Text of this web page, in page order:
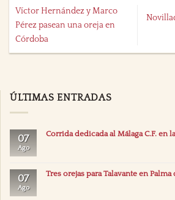
Víctor Hernández y Marco
Pérez pasean una oreja en
Córdoba
ÚLTIMAS ENTRADAS
07
Ago
Corrida dedicada al Málaga C.F. en
07
Ago
Tres orejas para Talavante en